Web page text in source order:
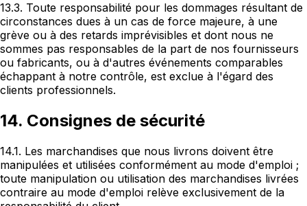
13.3. Toute responsabilité pour les dommages résultant de
circonstances dues à un cas de force majeure, à une
grève ou à des retards imprévisibles et dont nous ne
sommes pas responsables de la part de nos fournisseurs
ou fabricants, ou à d'autres événements comparables
échappant à notre contrôle, est exclue à l'égard des
clients professionnels.
14. Consignes de sécurité
14.1. Les marchandises que nous livrons doivent être
manipulées et utilisées conformément au mode d'emploi ;
toute manipulation ou utilisation des marchandises livrées
contraire au mode d'emploi relève exclusivement de la